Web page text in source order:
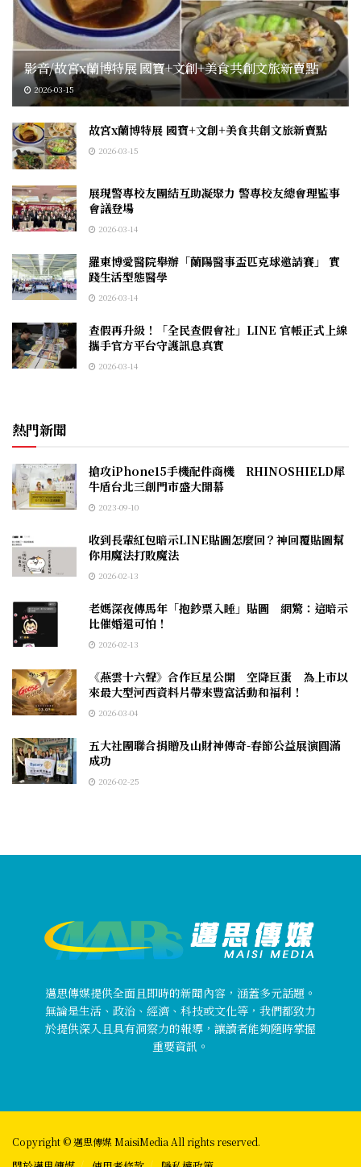
影音/故宮x蘭博特展 國寶+文創+美食共創文旅新賣點
2026-03-15
故宮x蘭博特展 國寶+文創+美食共創文旅新賣點
2026-03-15
展現警專校友團結互助凝聚力 警專校友總會理監事
會議登場
2026-03-14
羅東博愛醫院舉辦「蘭陽醫事盃匹克球邀請賽」 實
踐生活型態醫學
2026-03-14
查假再升級！「全民查假會社」LINE 官帳正式上線
攜手官方平台守護訊息真實
2026-03-14
熱門新聞
搶攻iPhone15手機配件商機 RHINOSHIELD犀
牛盾台北三創門市盛大開幕
2023-09-10
收到長輩紅包暗示LINE貼圖怎麼回？神回覆貼圖幫
你用魔法打敗魔法
2026-02-13
老媽深夜傳馬年「抱鈔票入睡」貼圖 網驚：這暗示
比催婚還可怕！
2026-02-13
《燕雲十六聲》合作巨星公開 空降巨蛋 為上市以
來最大型河西資料片帶來豐富活動和福利！
2026-03-04
五大社團聯合捐贈及山財神傳奇-春節公益展演圓滿
成功
2026-02-25
邁思傳媒提供全面且即時的新聞內容，涵蓋多元話題。
無論是生活、政治、經濟、科技或文化等，我們都致力
於提供深入且具有洞察力的報導，讓讀者能夠隨時掌握
重要資訊。
Copyright © 邁思傳媒 MaisiMedia All rights reserved.